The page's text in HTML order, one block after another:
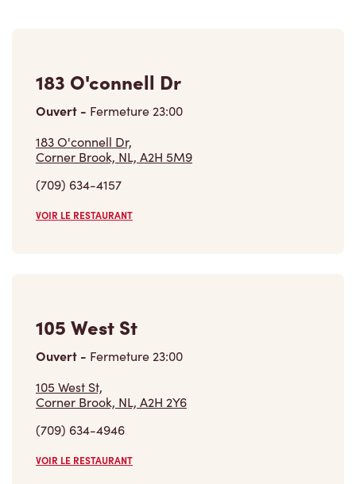
183 O'connell Dr
Ouvert - Fermeture23:00
183 O'connell Dr,
Corner Brook, NL, A2H 5M9
(709) 634-4157
VOIR LE RESTAURANT
105 West St
Ouvert - Fermeture23:00
105 West St,
Corner Brook, NL, A2H 2Y6
(709) 634-4946
VOIR LE RESTAURANT